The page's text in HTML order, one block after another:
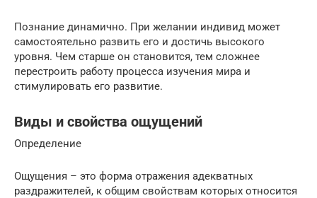
Познание динамично. При желании индивид может
самостоятельно развить его и достичь высокого
уровня. Чем старше он становится, тем сложнее
перестроить работу процесса изучения мира и
стимулировать его развитие.
Виды и свойства ощущений
Определение
Ощущения – это форма отражения адекватных
раздражителей, к общим свойствам которых относится